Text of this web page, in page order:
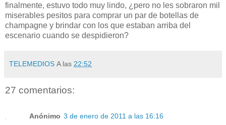
finalmente, estuvo todo muy lindo, ¿pero no les sobraron mil
miserables pesitos para comprar un par de botellas de
champagne y brindar con los que estaban arriba del
escenario cuando se despidieron?
TELEMEDIOS A las 22:52
27 comentarios:
Anónimo 3 de enero de 2011 a las 16:16